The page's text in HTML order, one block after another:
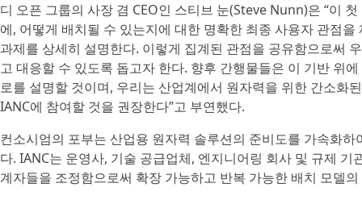
디 오픈 그룹의 사장 겸 CEO인 스티브 눈(Steve Nunn)은 “이
에, 어떻게 배치될 수 있는지에 대한 명확한 최종 사용자 관점
과제를 상세히 설명한다. 이렇게 집계된 관점을 공유함으로써
고 대응할 수 있도록 돕고자 한다. 향후 간행물들은 이 기반 위
로를 설명할 것이며, 우리는 산업계에서 원자력을 위한 간소화
IANC에 참여할 것을 권장한다”고 부연했다.
컨소시엄의 포부는 산업용 원자력 솔루션의 준비도를 가속화
다. IANC는 운영사, 기술 공급업체, 엔지니어링 회사 및 규제
계자들을 조정함으로써 확장 가능하고 반복 가능한 배치 모델